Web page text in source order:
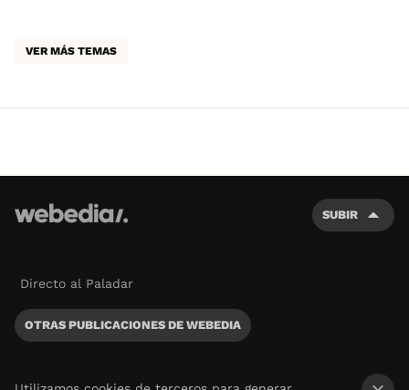
VER MÁS TEMAS
SUBIR
Directo al Paladar
OTRAS PUBLICACIONES DE WEBEDIA